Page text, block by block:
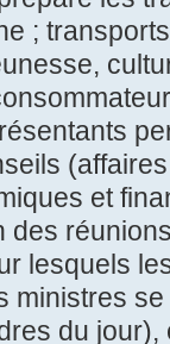
;
et
des
lesquels
ministres
du